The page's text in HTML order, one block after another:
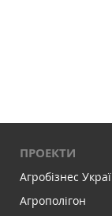
ПРОЕКТИ
Агробізнес
Агрополігон